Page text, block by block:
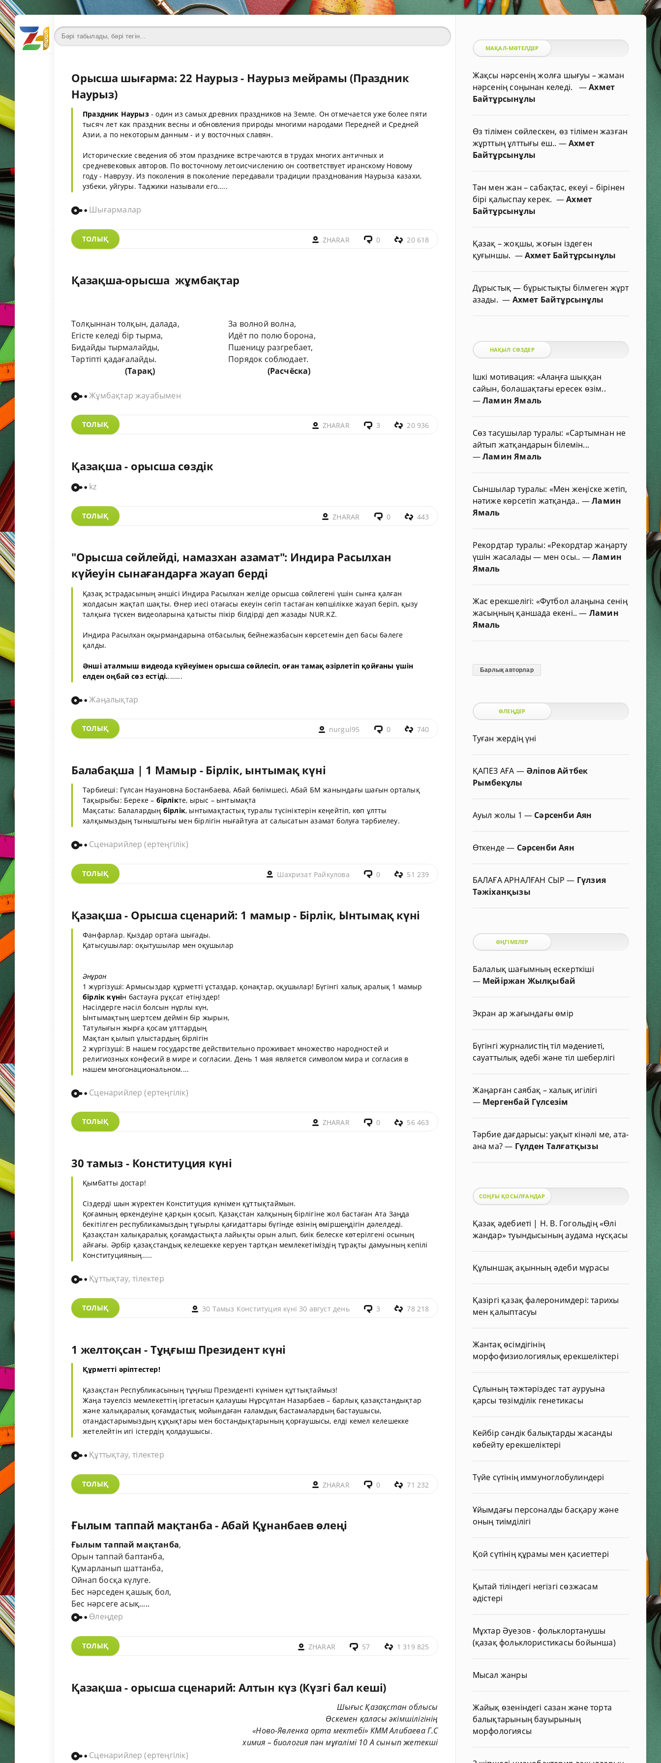
Орысша шығарма: 22 Наурыз - Наурыз мейрамы (Праздник
Наурыз)
Праздник Наурыз- один из самых древних праздников на Земле. Он отмечается уже более пяти
тысяч лет как праздник весны и обновления природы многими народами Передней и Средней
Азии, а по некоторым данным - и у восточных славян.
Исторические сведения об этом празднике встречаются в трудах многих античных и
средневековых авторов. По восточному летоисчислению он соответствует иранскому Новому
году - Наврузу. Из поколения в поколение передавали традиции празднования Наурыза казахи,
узбеки, уйгуры. Таджики называли его.....
Шығармалар
ТОЛЫҚ ZHARAR 0 20 618
Қазақша-орысша жұмбақтар
Толқыннан толқын, далада,
Егісте келеді бір тырма,
Бидайды тырмалайды,
Тәртіпті қадағалайды.
(Тарақ)
За волной волна,
Идёт по полю борона,
Пшеницу разгребает,
Порядок соблюдает.
(Расчёска)
Жұмбақтар жауабымен
ТОЛЫҚ ZHARAR 3 20 936
Қазақша - орысша сөздік
kz
ТОЛЫҚ ZHARAR 0 443
"Орысша сөйлейді, намазхан азамат": Индира Расылхан
күйеуін сынағандарға жауап берді
Қазақ эстрадасының әншісі Индира Расылхан желіде орысша сөйлегені үшін сынға қалған
жолдасын жақтап шақты. Өнер иесі отағасы екеуін сөгіп тастаған көпшілікке жауап беріп, қызу
талқыға түскен видеоларына қатысты пікір білдірді деп жазады NUR.KZ.
Индира Расылхан оқырмандарына отбасылық бейнежазбасын көрсетемін деп басы бәлеге
қалды.
Әнші аталмыш видеода күйеуімен орысша сөйлесіп, оған тамақ әзірлетіп қойғаны үшін
елден оңбай сөз естіді........
Жаңалықтар
ТОЛЫҚ nurgul95 0 740
Балабақша | 1 Мамыр - Бірлік, ынтымақ күні
Тәрбиеші: Гүлсан Науановна Бостанбаева, Абай бөлімшесі, Абай БМ жанындағы шағын орталық
Тақырыбы: Береке – бірлікте, ырыс – ынтымақта
Мақсаты: Балалардың бірлік, ынтымақтастық туралы түсініктерін кеңейтіп, көп ұлтты
халқымыздың тыныштығы мен бірлігін нығайтуға ат салысатын азамат болуға тәрбиелеу.
Сценарийлер (ертеңгілік)
ТОЛЫҚ Шахризат Райкулова 0 51 239
Қазақша - Орысша сценарий: 1 мамыр - Бірлік, Ынтымақ күні
Фанфарлар. Қыздар ортаға шығады.
Қатысушылар: оқытушылар мен оқушылар
Әнұран
1 жүргізуші: Армысыздар құрметті ұстаздар, қонақтар, оқушылар! Бүгінгі халық аралық 1 мамыр
бірлік күнін бастауға рұқсат етіңіздер!
Нәсілдерге нәсіл болсын нұрлы күн,
Ынтымақтың шертсем деймін бір жырын,
Татулығын жырға қосам ұлттардың
Мақтан қылып ұлыстардың бірлігін
2 жүргізуші: В нашем государстве действительно проживает множество народностей и
религиозных конфесий в мире и согласии. День 1 мая является символом мира и согласия в
нашем многонациональном....
Сценарийлер (ертеңгілік)
ТОЛЫҚ ZHARAR 0 56 463
30 тамыз - Конституция күні
Қымбатты достар!
Сіздерді шын жүректен Конституция күнімен құттықтаймын.
Қоғамның өркендеуіне қарқын қосып, Қазақстан халқының бірлігіне жол бастаған Ата Заңда
бекітілген республикамыздың тұғырлы қағидаттары бүгінде өзінің өміршеңдігін дәлелдеді.
Қазақстан халықаралық қоғамдастықта лайықты орын алып, биік белеске көтерілгені осының
айғағы. Әрбір қазақстандық келешекке керуен тартқан мемлекетіміздің тұрақты дамуының кепілі
Конституцияның.....
Құттықтау, тілектер
ТОЛЫҚ 30 Тамыз Конституция күні 30 август день 3 78 218
1 желтоқсан - Тұңғыш Президент күні
Құрметті әріптестер!
Қазақстан Республикасының тұңғыш Президенті күнімен құттықтаймыз!
Жаңа тәуелсіз мемлекеттің іргетасын қалаушы Нұрсұлтан Назарбаев – барлық қазақстандықтар
және халықаралық қоғамдастық мойындаған ғаламдық бастамалардың бастаушысы,
отандастарымыздың құқықтары мен бостандықтарының қорғаушысы, елді кемел келешекке
жетелейтін игі істердің қолдаушысы.
Құттықтау, тілектер
ТОЛЫҚ ZHARAR 0 71 232
Ғылым таппай мақтанба - Абай Құнанбаев өлеңі
Ғылым таппай мақтанба,
Орын таппай баптанба,
Құмарланып шаттанба,
Ойнап босқа күлуге.
Бес нәрседен қашық бол,
Бес нәрсеге асық.....
Өлеңдер
ТОЛЫҚ ZHARAR 57 1 319 825
Қазақша - орысша сценарий: Алтын күз (Күзгі бал кеші)
Шығыс Қазақстан облысы
Өскемен қаласы әкімшілігінің
«Ново-Явленка орта мектебі» КММ Алибаева Г.С
химия – биология пән мұғалімі 10 А сынып жетекші
Сценарийлер (ертеңгілік)
МАҚАЛ-МӘТЕЛДЕР
Жақсы нәрсенің жолға шығуы – жаман
нәрсенің соңынан келеді. —Ахмет
Байтұрсынұлы
Өз тілімен сөйлескен, өз тілімен жазған
жұрттың ұлттығы еш.. —Ахмет
Байтұрсынұлы
Тән мен жан – сабақтас, екеуі – бірінен
бірі қалыспау керек. —Ахмет
Байтұрсынұлы
Қазақ – жоқшы, жоғын іздеген
қуғыншы. —Ахмет Байтұрсынұлы
Дұрыстық — бұрыстықты білмеген жұрт
азады.— Ахмет Байтұрсынұлы
НАҚЫЛ СӨЗДЕР
Ішкі мотивация: «Алаңға шыққан
сайын, болашақтағы ересек өзім..
—Ламин Ямаль
Сөз тасушылар туралы: «Сартымнан не
айтып жатқандарын білемін...
—Ламин Ямаль
Сыншылар туралы: «Мен жеңіске жетіп,
нәтиже көрсетіп жатқанда.. —Ламин
Ямаль
Рекордтар туралы: «Рекордтар жаңарту
үшін жасалады — мен осы.. —Ламин
Ямаль
Жас ерекшелігі: «Футбол алаңына сенің
жасыңның қаншада екені..— Ламин
Ямаль
Барлық авторлар
ӨЛЕҢДЕР
Туған жердің үні
ҚАПЕЗ АҒА — Әліпов Айтбек
Рымбекұлы
Ауыл жолы 1 — Сәрсенби Аян
Өткенде— Сәрсенби Аян
БАЛАҒА АРНАЛҒАН СЫР— Гүлзия
Тәжіханқызы
ӘҢГІМЕЛЕР
Балалық шағымның ескерткіші
— Мейіржан Жылқыбай
Экран ар жағындағы өмір
Бүгінгі журналистің тіл мәдениеті,
сауаттылық әдебі және тіл шеберлігі
Жаңарған саябақ – халық игілігі
— Мергенбай Гүлсезім
Тәрбие дағдарысы: уақыт кінәлі ме, ата-
ана ма?— Гүлден Талғатқызы
СОҢҒЫ ҚОСЫЛҒАНДАР
Қазақ әдебиеті | Н. В. Гогольдің «Өлі
жандар» туындысының аудама нұсқасы
Құлыншақ ақынның әдеби мұрасы
Қазіргі қазақ фалеронимдері: тарихы
мен қалыптасуы
Жантақ өсімдігінің
морфофизиологиялық ерекшеліктері
Сұлының тәжтәріздес тат ауруына
қарсы төзімділік генетикасы
Кейбір сәндік балықтарды жасанды
көбейту ерекшеліктері
Түйе сүтінің иммуноглобулиндері
Ұйымдағы персоналды басқару және
оның тиімділігі
Қой сүтінің құрамы мен қасиеттері
Қытай тіліндегі негізгі сөзжасам
әдістері
Мұхтар Әуезов - фольклортанушы
(қазақ фольклористикасы бойынша)
Мысал жанры
Жайық өзеніндегі сазан және торта
балықтарының бауырының
морфологиясы